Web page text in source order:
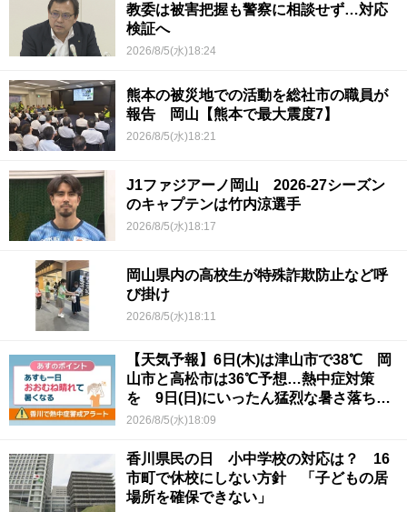
教委は被害把握も警察に相談せず…対応
検証へ
2026/8/5(水)18:24
熊本の被災地での活動を総社市の職員が
報告 岡山【熊本で最大震度7】
2026/8/5(水)18:21
J1ファジアーノ岡山 2026-27シーズン
のキャプテンは竹内涼選手
2026/8/5(水)18:17
岡山県内の高校生が特殊詐欺防止など呼
び掛け
2026/8/5(水)18:11
【天気予報】6日(木)は津山市で38℃ 岡
山市と高松市は36℃予想…熱中症対策
を 9日(日)にいったん猛烈な暑さ落ち着
くか
2026/8/5(水)18:09
香川県民の日 小中学校の対応は？ 16
市町で休校にしない方針 「子どもの居
場所を確保できない」